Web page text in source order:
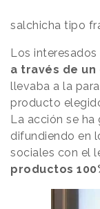
salchicha tipo
Los
a través de un
llevaba a la
producto
La acción se
difundiendo en
sociales con el
productos